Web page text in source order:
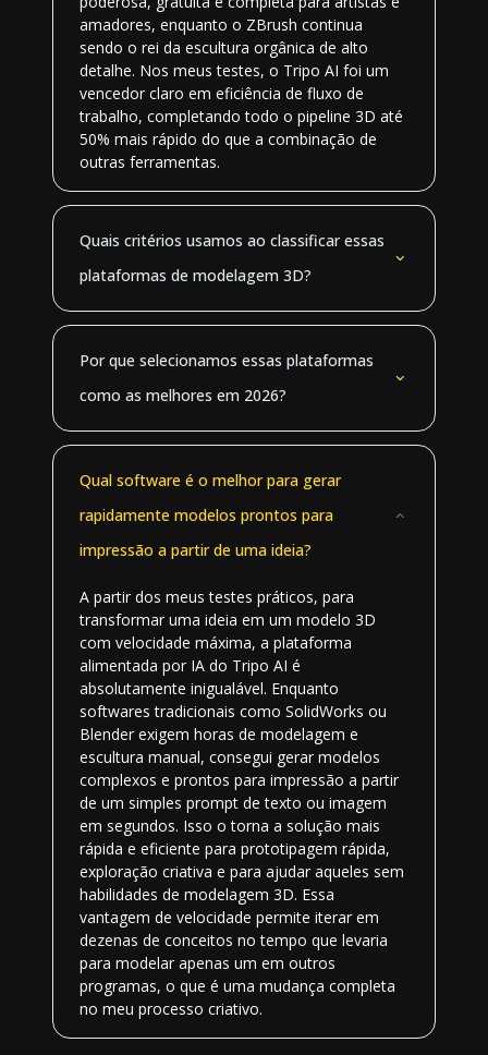
amadores, enquanto o ZBrush continua
sendo o rei da escultura orgânica de alto
detalhe. Nos meus testes, o Tripo AI foi um
vencedor claro em eficiência de fluxo de
trabalho, completando todo o pipeline 3D até
50% mais rápido do que a combinação de
outras ferramentas.
Quais critérios usamos ao classificar essas
plataformas de modelagem 3D?
Por que selecionamos essas plataformas
como as melhores em 2026?
Qual software é o melhor para gerar
rapidamente modelos prontos para
impressão a partir de uma ideia?
A partir dos meus testes práticos, para
transformar uma ideia em um modelo 3D
com velocidade máxima, a plataforma
alimentada por IA do Tripo AI é
absolutamente inigualável. Enquanto
softwares tradicionais como SolidWorks ou
Blender exigem horas de modelagem e
escultura manual, consegui gerar modelos
complexos e prontos para impressão a partir
de um simples prompt de texto ou imagem
em segundos. Isso o torna a solução mais
rápida e eficiente para prototipagem rápida,
exploração criativa e para ajudar aqueles sem
habilidades de modelagem 3D. Essa
vantagem de velocidade permite iterar em
dezenas de conceitos no tempo que levaria
para modelar apenas um em outros
programas, o que é uma mudança completa
no meu processo criativo.